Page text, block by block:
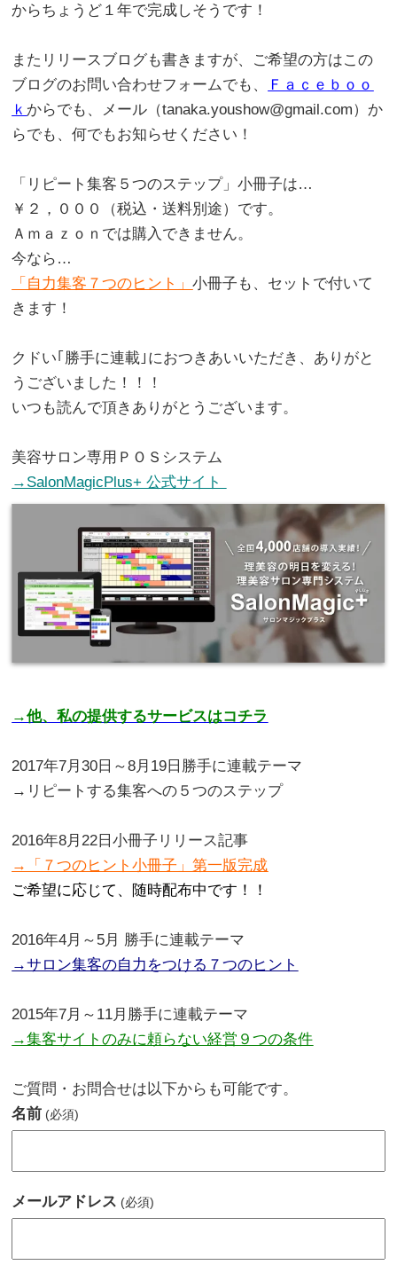
からちょうど１年で完成しそうです！
またリリースブログも書きますが、ご希望の方はこの
ブログのお問い合わせフォームでも、
Ｆａｃｅｂｏｏ
ｋ からでも、メール（tanaka.youshow@gmail.com）か
らでも、何でもお知らせください！
「リピート集客５つのステップ」小冊子は…
￥２，０００（税込・送料別途）です。
Ａｍａｚｏｎでは購入できません。
今なら…
「自力集客７つのヒント」小冊子も、セットで付いて
きます！
クドい｢勝手に連載｣におつきあいいただき、ありがと
うございました！！！
いつも読んで頂きありがとうございます。
美容サロン専用ＰＯＳシステム
→SalonMagicPlus+ 公式サイト
→他、私の提供するサービスはコチラ
2017年7月30日～8月19日勝手に連載テーマ
→リピートする集客への５つのステップ
2016年8月22日小冊子リリース記事
→「７つのヒント小冊子」第一版完成
ご希望に応じて、随時配布中です！！
2016年4月～5月 勝手に連載テーマ
→サロン集客の自力をつける７つのヒント
2015年7月～11月勝手に連載テーマ
→集客サイトのみに頼らない経営９つの条件
ご質問・お問合せは以下からも可能です。
名前 (必須)
メールアドレス (必須)